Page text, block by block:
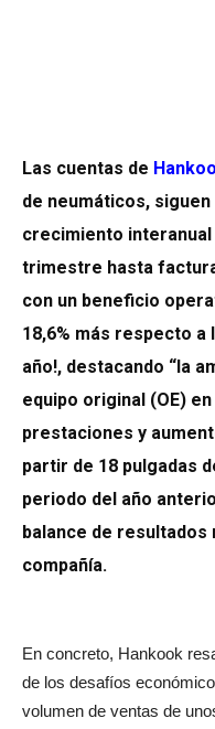
Las cuentas de
de neumáticos,
crecimiento
trimestre hasta
con un beneficio
18,6% más respecto a
año!, destacando “la
equipo original (OE)
prestaciones y
partir de 18 pulgadas
periodo del año
balance de
compañía.
En concreto, Hankook
de los desafíos
volumen de ventas de